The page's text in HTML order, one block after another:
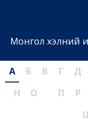
Монгол хэлний
А Б В Г Д
Н
О П Р